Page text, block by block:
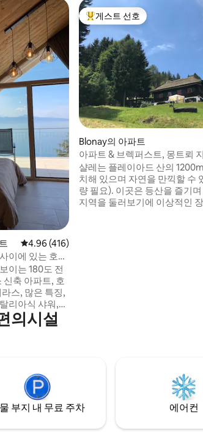
평점 4.96점(5점 만점), 후기 416개
4.96 (416)
이에 있는 호수
이는 180도 전
특징,
리아식 샤워,
크대, 냉장고,
, 오븐, 전기 쿡
있습니다!
상위 게스트 선호
게스트 선호
Blonay의 아파트
아파트 & 브렉퍼스트, 몽트뢰
샬레는 플레이아드 산의
치해 있으며 자연을 만끽할 수
량 필요). 이곳은 등산을 즐기
지역을 둘러보기에 이상적인
의시설
부지 내 무료 주차 에어컨